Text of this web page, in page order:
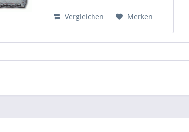
Vergleichen Merken